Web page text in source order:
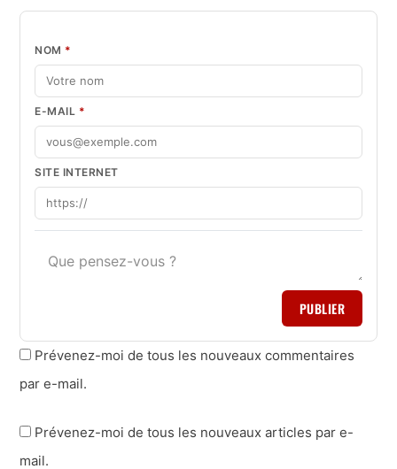
NOM *
E-MAIL *
SITE INTERNET
PUBLIER
Prévenez-moi de tous les nouveaux commentaires
par e-mail.
Prévenez-moi de tous les nouveaux articles par e-
mail.